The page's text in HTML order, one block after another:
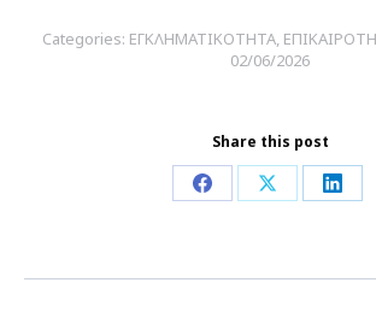
Categories: ΕΓΚΛΗΜΑΤΙΚΟΤΗΤΑ,
02/06/2026
Share this post
Share
Facebook
Share
X
Share